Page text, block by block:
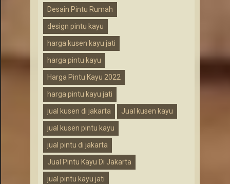
Desain Pintu Rumah
design pintu kayu
harga kusen kayu jati
harga pintu kayu
Harga Pintu Kayu 2022
harga pintu kayu jati
jual kusen di jakarta Jual kusen kayu
jual kusen pintu kayu
jual pintu di jakarta
Jual Pintu Kayu Di Jakarta
jual pintu kayu jati